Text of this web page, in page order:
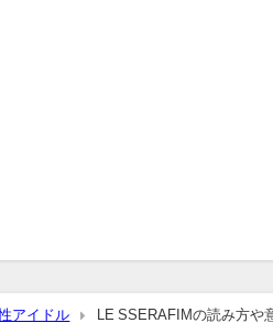
アイドル LE SSERAFIMの読み方や